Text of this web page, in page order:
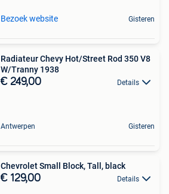
Bezoek website Gisteren
Radiateur Chevy Hot/Street Rod 350 V8
W/Tranny 1938
€ 249,00 Details
Antwerpen Gisteren
Chevrolet Small Block, Tall, black
€ 129,00 Details